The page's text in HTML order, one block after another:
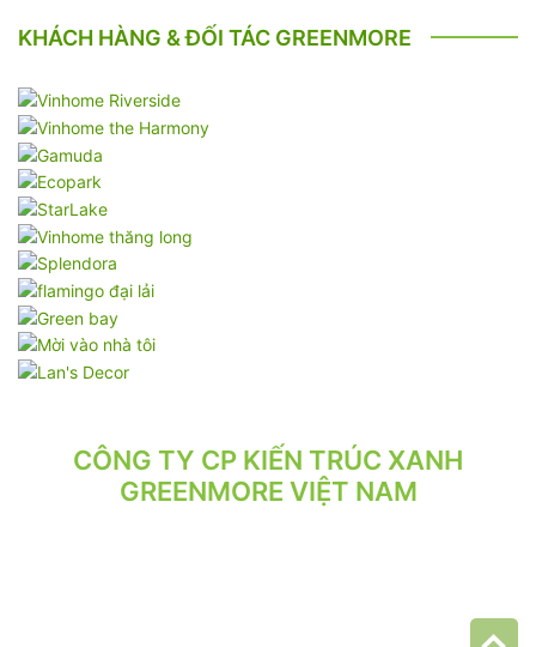
KHÁCH HÀNG & ĐỐI TÁC GREENMORE
CÔNG TY CP KIẾN TRÚC XANH
GREENMORE VIỆT NAM